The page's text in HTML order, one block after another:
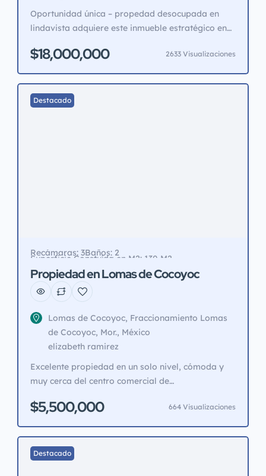
Oportunidad única – propedad desocupada en
lindavista adquiere este inmueble estratégico en
al florencia nightingale y el colegio tepeyac),
ahora disponible para entrega inmediata. ideal
para inversionistas o uso propio: ✅ 600 m² de
terreno | 750 m² de construcción ✅ ubicación
$18,000,000 2633 Visualizaciones
Destacado
Recámaras: 3Baños: 2
Superficie Constuída en M2: 130 M2
Propiedad en Lomas de Cocoyoc
Lomas de Cocoyoc, Fraccionamiento Lomas
de Cocoyoc, Mor., México
elizabeth ramirez
Excelente propiedad en un solo nivel, cómoda y
muy cerca del centro comercial de
recamaras de buen tamaño sala-comedor con
bóveda catalana, cocina , área de lavado; afuera
, jardín mediano alberca equipada con caldera ,
pide una cita te atenderemos como mereces
$5,500,000 664 Visualizaciones
Destacado